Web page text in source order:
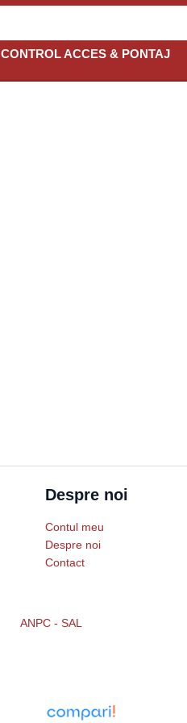
CONTROL ACCES & PONTAJ
Despre noi
Contul meu
Despre noi
Contact